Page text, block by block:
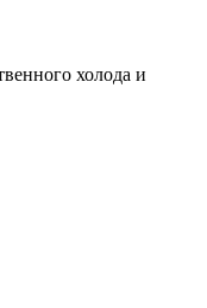
холода и